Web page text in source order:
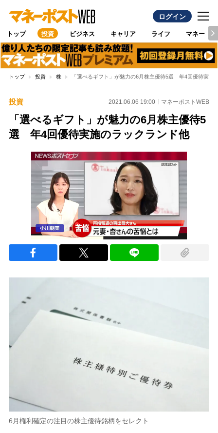
ログイン
トップ 投資 ビジネス キャリア ライフ マネー
トップ 投資 株 「選べるギフト」が魅力の6月株主優待5選 年4回優待実施
投資 2021.06.06 19:00 マネーポストWEB
「選べるギフト」が魅力の6月株主優待5
選 年4回優待実施のラックランド他
6月権利確定の注目の株主優待銘柄をセレクト